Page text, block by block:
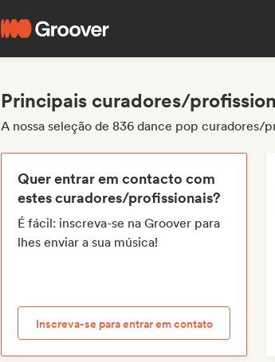
Principais curadores/
A nossa seleção de 836 dance pop curadores/
Quer entrar em contacto com
estes curadores/profissionais?
É fácil: inscreva-se na Groover para
lhes enviar a sua música!
Inscreva-se para entrar em contato